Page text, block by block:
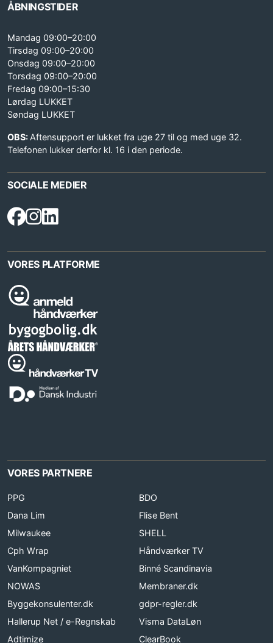
ÅBNINGSTIDER
Mandag 09:00–20:00
Tirsdag 09:00–20:00
Onsdag 09:00–20:00
Torsdag 09:00–20:00
Fredag 09:00–15:30
Lørdag LUKKET
Søndag LUKKET
OBS: Aftensupport er lukket fra uge 27 til og med uge 32.
Telefonen lukker derfor kl. 16 i den periode.
SOCIALE MEDIER
VORES PLATFORME
VORES PARTNERE
PPG
BDO
Dana Lim
Flise Bent
Milwaukee
SHELL
Cph Wrap
Håndværker TV
VanKompagniet
Binné Scandinavia
NOWAS
Membraner.dk
Byggekonsulenter.dk
gdpr-regler.dk
Hallerup Net / e-Regnskab
Visma DataLøn
Adtimize
ClearBook